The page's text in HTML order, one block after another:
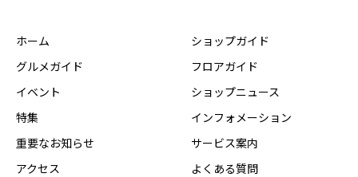
ホーム
グルメガイド
イベント
特集
重要なお知らせ
アクセス
ショップガイド
フロアガイド
ショップニュース
インフォメーション
サービス案内
よくある質問